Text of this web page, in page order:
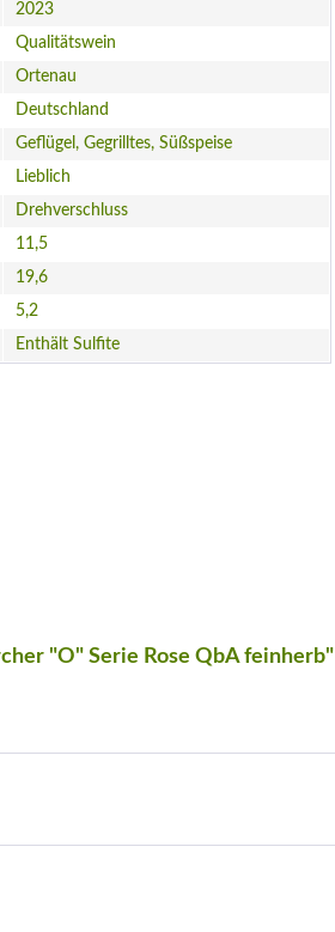
2023
Qualitätswein
Ortenau
Deutschland
Geflügel, Gegrilltes, Süßspeise
Lieblich
Drehverschluss
11,5
19,6
5,2
Enthält Sulfite
"O" Serie Rose QbA feinherb"